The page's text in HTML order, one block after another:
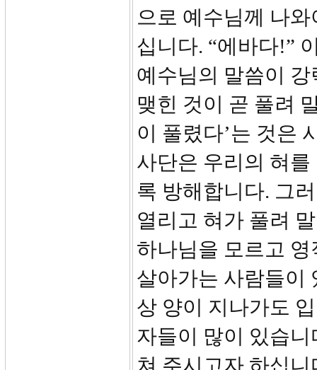
으로 예수님께 나
십니다. “에바다!”
예수님의 말씀이
맺힌 것이 곧 풀려
이 풀렸다’는 것은
사단은 우리의 혀
록 방해합니다. 그
열리고 혀가 풀려
하나님을 모르고
살아가는 사람들이
상 양이 지나가도
자들이 많이 있습
쳐 주시고자 하십